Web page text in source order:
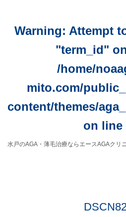
Warning: Attempt
"term_id"
/home/
mito.com/
content/themes/
on line
水戸のAGA・薄毛治療ならエースAGAクリ